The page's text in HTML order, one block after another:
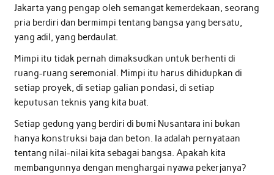
Jakarta yang pengap oleh semangat kemerdekaan, seorang
pria berdiri dan bermimpi tentang bangsa yang bersatu,
yang adil, yang berdaulat.
Mimpi itu tidak pernah dimaksudkan untuk berhenti di
ruang-ruang seremonial. Mimpi itu harus dihidupkan di
setiap proyek, di setiap galian pondasi, di setiap
keputusan teknis yang kita buat.
Setiap gedung yang berdiri di bumi Nusantara ini bukan
hanya konstruksi baja dan beton. Ia adalah pernyataan
tentang nilai-nilai kita sebagai bangsa. Apakah kita
membangunnya dengan menghargai nyawa pekerjanya?